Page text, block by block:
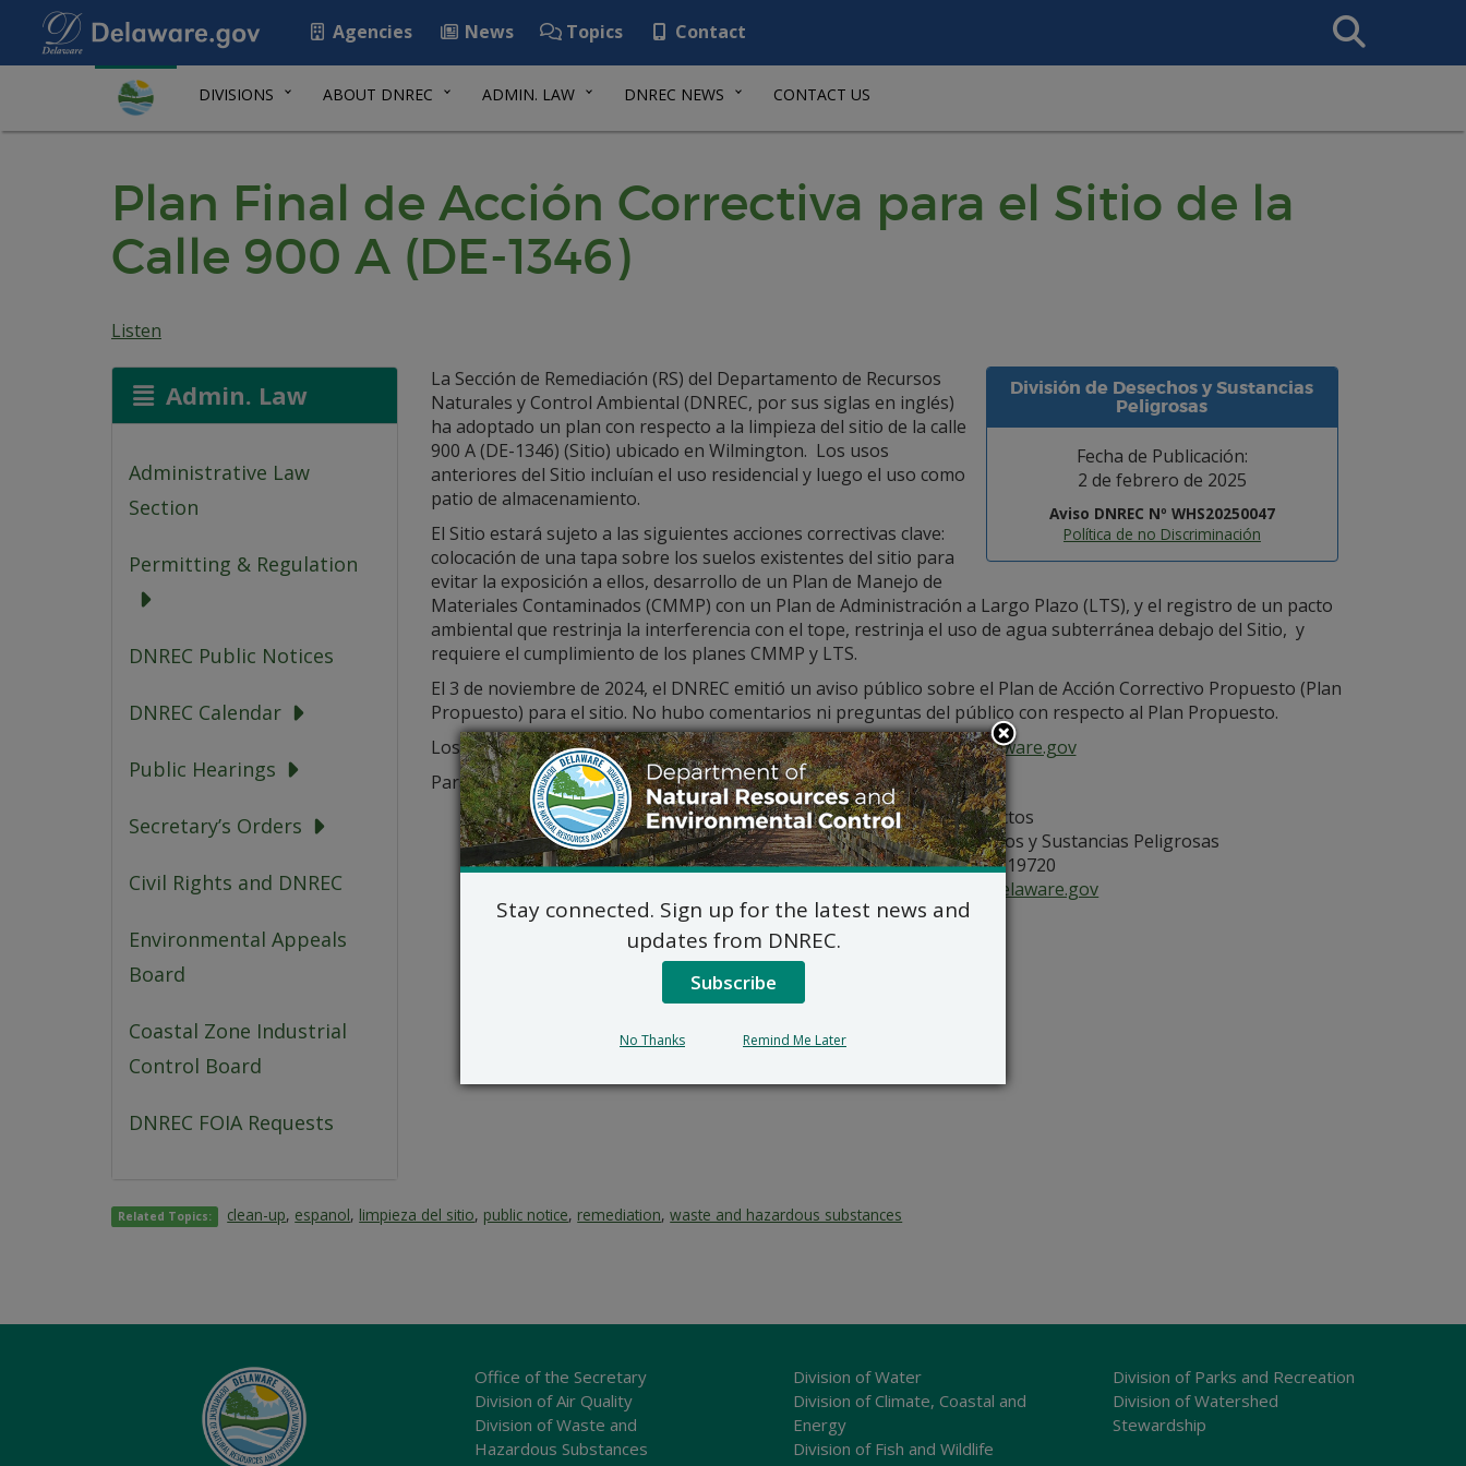
Agencies News Topics Contact
Search
This
DIVISIONS ABOUT DNREC ADMIN. LAW DNREC NEWS CONTACT US
Plan Final de Acción Correctiva para el Sitio de la
Calle 900 A (DE-1346)
Listen
Admin. Law
Administrative Law
Section
Permitting & Regulation
DNREC Public Notices
DNREC Calendar
Public Hearings
Secretary’s Orders
Civil Rights and DNREC
Environmental Appeals
Board
Coastal Zone Industrial
Control Board
DNREC FOIA Requests
División de Desechos y Sustancias
Peligrosas
Fecha de Publicación:
2 de febrero de 2025
Aviso DNREC Nº WHS20250047
Política de no Discriminación
La Sección de Remediación (RS) del Departamento de Recursos
Naturales y Control Ambiental (DNREC, por sus siglas en inglés)
ha adoptado un plan con respecto a la limpieza del sitio de la calle
900 A (DE-1346) (Sitio) ubicado en Wilmington. Los usos
anteriores del Sitio incluían el uso residencial y luego el uso como
patio de almacenamiento.
El Sitio estará sujeto a las siguientes acciones correctivas clave:
colocación de una tapa sobre los suelos existentes del sitio para
evitar la exposición a ellos, desarrollo de un Plan de Manejo de
Materiales Contaminados (CMMP) con un Plan de Administración a Largo Plazo (LTS), y el registro de un pacto
ambiental que restrinja la interferencia con el tope, restrinja el uso de agua subterránea debajo del Sitio, y
requiere el cumplimiento de los planes CMMP y LTS.
El 3 de noviembre de 2024, el DNREC emitió un aviso público sobre el Plan de Acción Correctivo Propuesto (Plan
Propuesto) para el sitio. No hubo comentarios ni preguntas del público con respecto al Plan Propuesto.
Los detalles del Plan Final están disponibles en línea enden.dnrec.delaware.gov
Para obtener más información, póngase en contacto con:
Lindsay Hall, Gerente de Proyectos
DNREC- División de Sección de Remediación de Residuos y Sustancias Peligrosas
391 Lukens Drive, New Castle, DE 19720
DNREC_WHS_REMEDIATIONINBOX@delaware.gov
302-395-2600
Related Topics: clean-up, espanol, limpieza del sitio, public notice, remediation,waste and hazardous substances
Office of the Secretary
Division of Air Quality
Division of Waste and
Hazardous Substances
Division of Water
Division of Climate, Coastal and
Energy
Division of Fish and Wildlife
Division of Parks and Recreation
Division of Watershed
Stewardship
Stay connected. Sign up for the latest news and
updates from DNREC.
Subscribe
No Thanks Remind Me Later